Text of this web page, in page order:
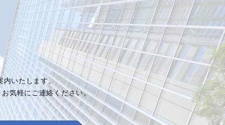
内いたします。
気軽にご連絡ください。